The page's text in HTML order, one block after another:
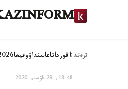
ترەند:اقورداتاعايىنداۋوقيعا2026-
18:48, 29 ماۋسىم 2020